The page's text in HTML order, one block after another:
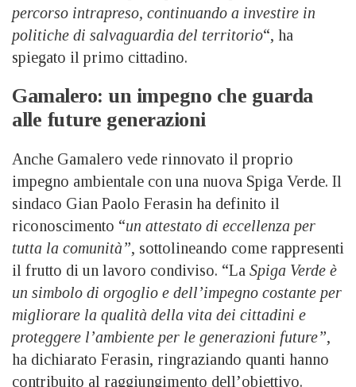
percorso intrapreso, continuando a investire in
politiche di salvaguardia del territorio“, ha
spiegato il primo cittadino.
Gamalero: un impegno che guarda
alle future generazioni
Anche Gamalero vede rinnovato il proprio
impegno ambientale con una nuova Spiga Verde. Il
sindaco Gian Paolo Ferasin ha definito il
riconoscimento “un attestato di eccellenza per
tutta la comunità”, sottolineando come rappresenti
il frutto di un lavoro condiviso. “La Spiga Verde è
un simbolo di orgoglio e dell’impegno costante per
migliorare la qualità della vita dei cittadini e
proteggere l’ambiente per le generazioni future”,
ha dichiarato Ferasin, ringraziando quanti hanno
contribuito al raggiungimento dell’obiettivo.